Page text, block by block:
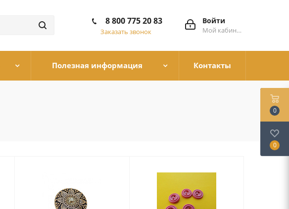
Войти
Мой кабинет
8 800 775 20 83
Заказать звонок
Полезная информация Контакты
0
0